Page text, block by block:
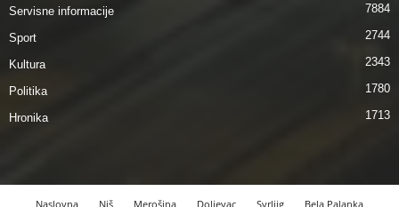
Servisne informacije 7884
Sport 2744
Kultura 2343
Politika 1780
Hronika 1713
Naslovna Niš Merošina Doljevac Svrljig Bela Palanka